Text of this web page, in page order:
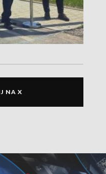
NA X